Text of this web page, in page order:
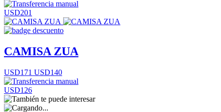
USD201
CAMISA ZUA
USD171 USD140
USD126